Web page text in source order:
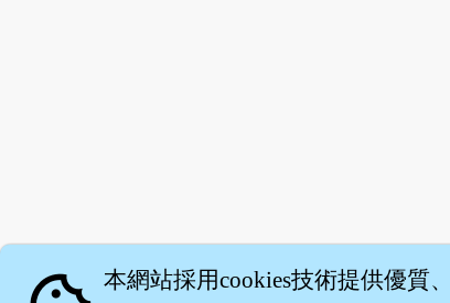
本網站採用cookies技術提供優質